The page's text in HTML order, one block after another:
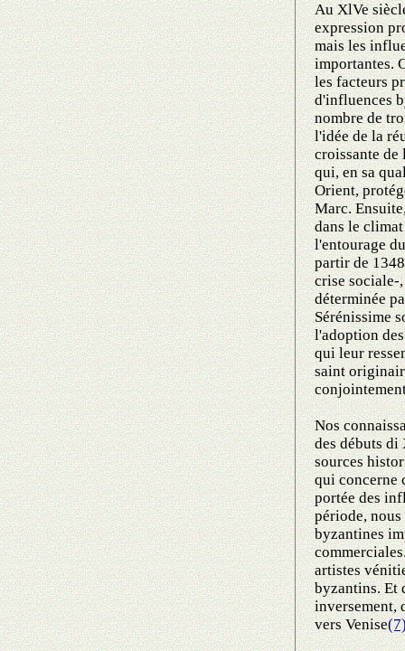
Au XlVe
expression
mais les
importantes.
les facteurs
d'influences
nombre de
l'idée de la
croissante
qui, en sa
Orient,
Marc.
dans le
l'entourage
partir de
crise sociale-
déterminée
Sérénissime
l'adoption
qui leur
saint
Nos
des débuts di
sources
qui concerne
portée des
période,
byzantines
artistes
byzantins. Et
inversement,
vers Venise